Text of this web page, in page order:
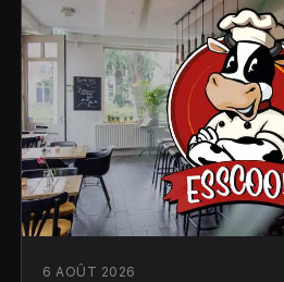
6 AOÛT 2026